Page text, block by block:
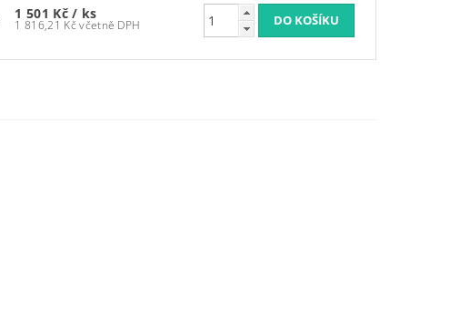
1 501 Kč/ ks
1 816,21 Kč včetně DPH